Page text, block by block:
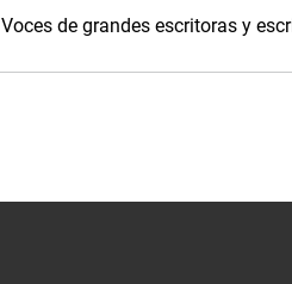
Voces de grandes escritoras y